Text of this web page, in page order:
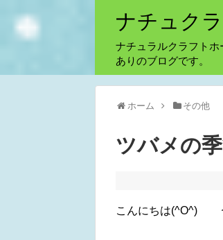
ナチュク
ナチュラルクラフト
ありのブログです。
ホーム その他
ツバメの
こんにちは(^O^)